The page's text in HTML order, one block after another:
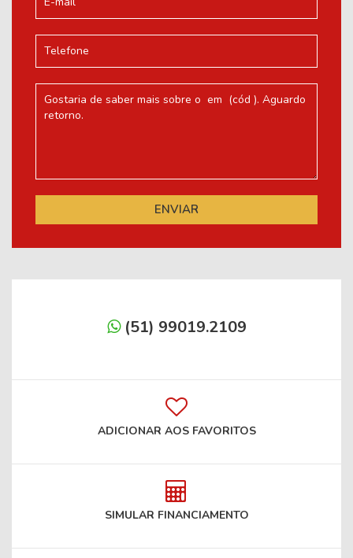
(51) 99019.2109
ADICIONAR AOS FAVORITOS
SIMULAR FINANCIAMENTO